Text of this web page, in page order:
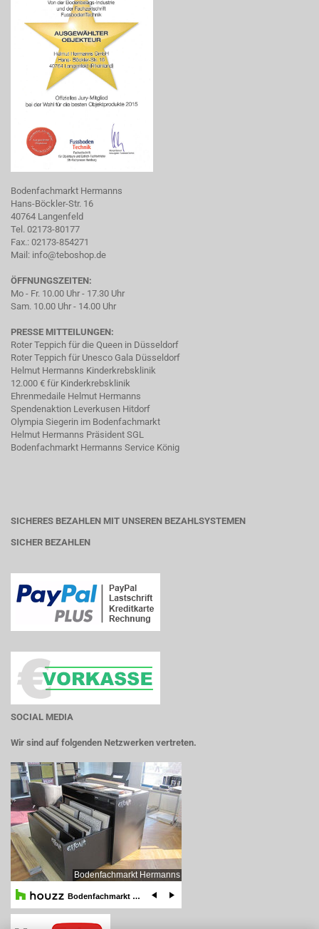
Bodenfachmarkt Hermanns
Hans-Böckler-Str. 16
40764 Langenfeld
Tel. 02173-80177
Fax.: 02173-854271
Mail: info@teboshop.de
ÖFFNUNGSZEITEN:
Mo - Fr. 10.00 Uhr - 17.30 Uhr
Sam. 10.00 Uhr - 14.00 Uhr
PRESSE MITTEILUNGEN:
Roter Teppich für die Queen in Düsseldorf
Roter Teppich für Unesco Gala Düsseldorf
Helmut Hermanns Kinderkrebsklinik
12.000 € für Kinderkrebsklinik
Ehrenmedaile Helmut Hermanns
Spendenaktion Leverkusen Hitdorf
Olympia Siegerin im Bodenfachmarkt
Helmut Hermanns Präsident SGL
Bodenfachmarkt Hermanns Service König
SICHERES BEZAHLEN MIT UNSEREN BEZAHLSYSTEMEN
SICHER BEZAHLEN
SOCIAL MEDIA
Wir sind auf folgenden Netzwerken vertreten.